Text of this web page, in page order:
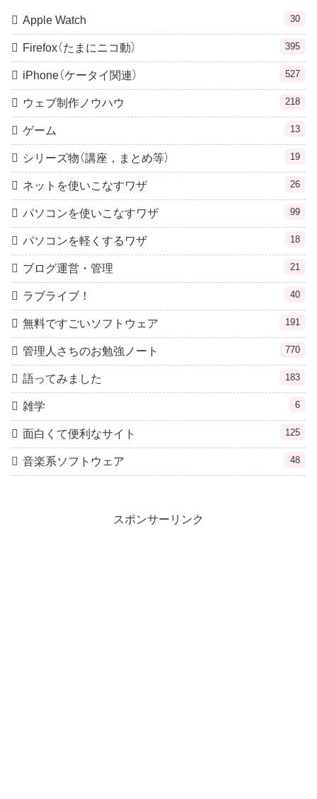
Apple Watch 30
Firefox（たまにニコ動） 395
iPhone（ケータイ関連） 527
ウェブ制作ノウハウ 218
ゲーム 13
シリーズ物（講座，まとめ等） 19
ネットを使いこなすワザ 26
パソコンを使いこなすワザ 99
パソコンを軽くするワザ 18
ブログ運営・管理 21
ラブライブ！ 40
無料ですごいソフトウェア 191
管理人さちのお勉強ノート 770
語ってみました 183
雑学 6
面白くて便利なサイト 125
音楽系ソフトウェア 48
スポンサーリンク